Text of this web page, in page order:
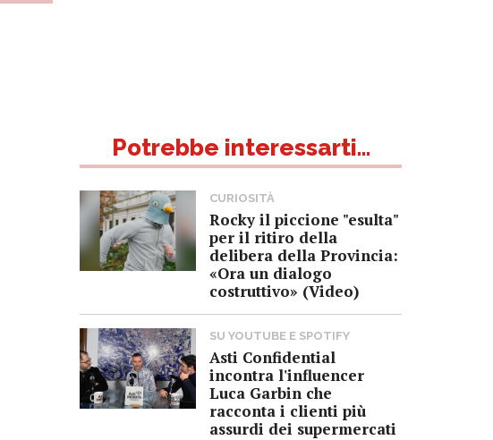
Potrebbe interessarti...
CURIOSITÀ
Rocky il piccione "esulta"
per il ritiro della
delibera della Provincia:
«Ora un dialogo
costruttivo» (Video)
SU YOUTUBE E SPOTIFY
Asti Confidential
incontra l'influencer
Luca Garbin che
racconta i clienti più
assurdi dei supermercati